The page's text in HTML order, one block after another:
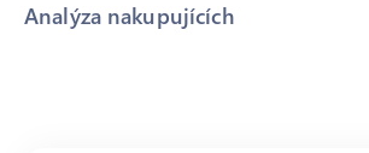
Analýza nakupujících